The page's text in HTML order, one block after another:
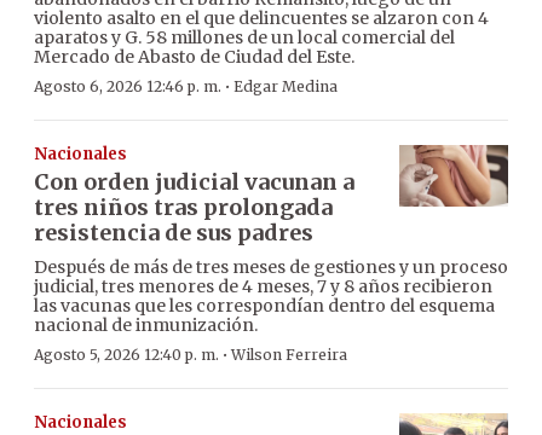
violento asalto en el que delincuentes se alzaron con 4
aparatos y G. 58 millones de un local comercial del
Mercado de Abasto de Ciudad del Este.
Agosto 6, 2026 12:46 p. m. · Edgar Medina
Nacionales
Con orden judicial vacunan a
tres niños tras prolongada
resistencia de sus padres
Después de más de tres meses de gestiones y un proceso
judicial, tres menores de 4 meses, 7 y 8 años recibieron
las vacunas que les correspondían dentro del esquema
nacional de inmunización.
Agosto 5, 2026 12:40 p. m. ·Wilson Ferreira
Nacionales